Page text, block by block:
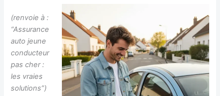
(renvoie à :
“Assurance
auto jeune
conducteur
pas cher :
les vraies
solutions”)